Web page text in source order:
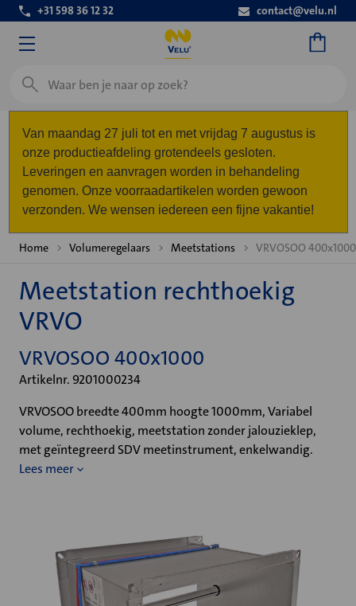
+31 598 36 12 32 contact@velu.nl
Zoeken
Van maandag 27 juli tot en met vrijdag 7 augustus is
onze productieafdeling grotendeels gesloten.
Leveringen en aanvragen worden in behandeling
genomen. Onze voorraadartikelen worden gewoon
verzonden. We wensen iedereen een fijne vakantie!
Home Volumeregelaars Meetstations VRVOSOO 400x1000
Meetstation rechthoekig
VRVO
VRVOSOO 400x1000
Artikelnr. 9201000234
VRVOSOO breedte 400mm hoogte 1000mm, Variabel
volume, rechthoekig, meetstation zonder jalouzieklep,
met geïntegreerd SDV meetinstrument, enkelwandig.
Lees meer